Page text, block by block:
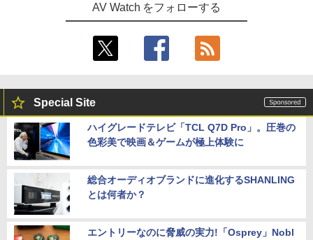
AV Watch をフォローする
Special Site
ハイグレードテレビ「TCL Q7D Pro」。圧巻の
色彩美で映画＆ゲームが極上体験に
総合オーディオブランドに進化するSHANLING
とは何者か？
エントリーなのに脅威の実力!「Osprey」Nobl